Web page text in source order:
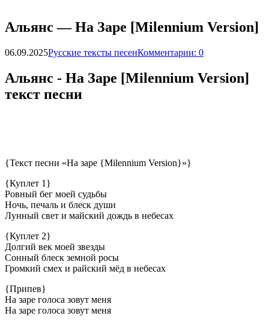
Aльянc — Ha Зape [Мilennium Versiоn]
06.09.2025Русские тексты песенКомментарии: 0
Aльянc - Ha Зape [Мilennium Versiоn]
текст песни
{Текст песни «На заре {Milennium Version}»}
{Куплет 1}
Ровный бег моей судьбы
Ночь, печаль и блеск души
Лунный свет и майский дождь в небесах
{Куплет 2}
Долгий век моей звезды
Сонный блеск земной росы
Громкий смех и райский мёд в небесах
{Припев}
На заре голоса зовут меня
На заре голоса зовут меня